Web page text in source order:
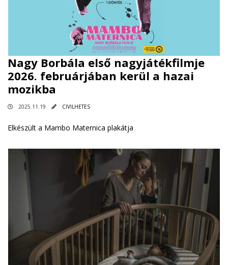
Nagy Borbála első nagyjátékfilmje
2026. februárjában kerül a hazai
mozikba
2025.11.19 CIVILHETES
Elkészült a Mambo Maternica plakátja